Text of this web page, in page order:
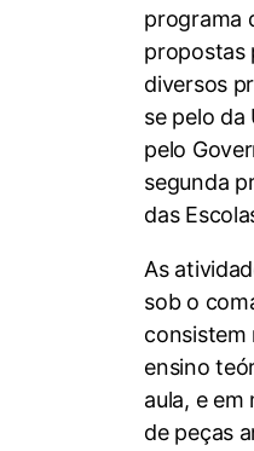
programa
propostas
diversos
se pelo da
pelo
segunda
das
As
sob o
consistem
ensino
aula, e
de peças